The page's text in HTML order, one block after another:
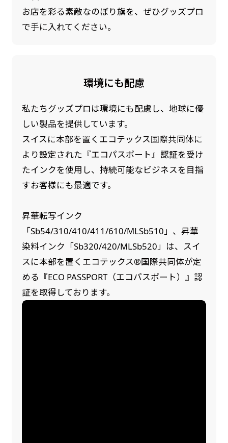
お店を彩る素敵なのぼり旗を、ぜひグッズプロ
で手に入れてください。
環境にも配慮
私たちグッズプロは環境にも配慮し、地球に優
しい製品を提供しています。
スイスに本部を置くエコテックス国際共同体に
より設定された『エコパスポート』認証を受け
たインクを使用し、持続可能なビジネスを目指
すお客様にも最適です。
昇華転写インク
「Sb54/310/410/411/610/MLSb510」、昇華
染料インク「Sb320/420/MLSb520」は、スイ
スに本部を置くエコテックス®国際共同体が定
める『ECO PASSPORT（エコパスポート）』認
証を取得しております。